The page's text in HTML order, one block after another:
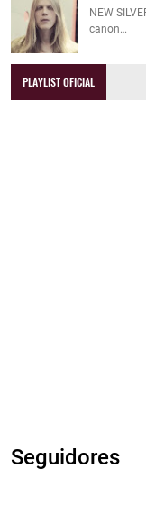
NEW
canon…
PLAYLIST OFICIAL
Seguidores